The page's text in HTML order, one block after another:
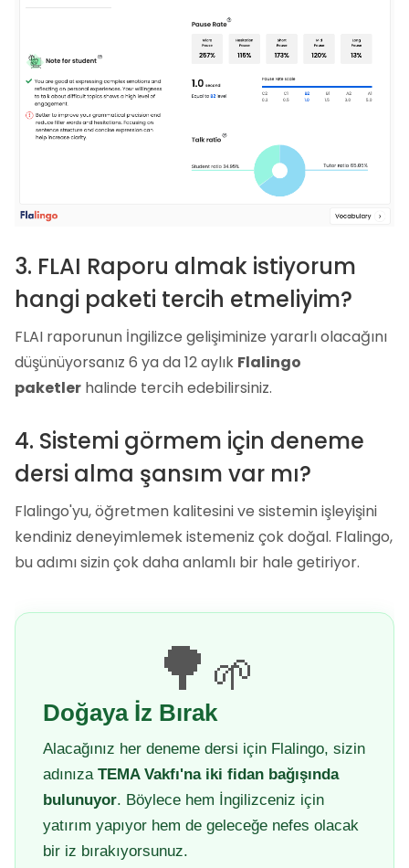
3. FLAI Raporu almak istiyorum
hangi paketi tercih etmeliyim?
FLAI raporunun İngilizce gelişiminize yararlı olacağını
düşünüyorsanız 6 ya da 12 aylık Flalingo
paketler halinde tercih edebilirsiniz.
4. Sistemi görmem için deneme
dersi alma şansım var mı?
Flalingo'yu, öğretmen kalitesini ve sistemin işleyişini
kendiniz deneyimlemek istemeniz çok doğal. Flalingo,
bu adımı sizin çok daha anlamlı bir hale getiriyor.
🌳 🌱
Doğaya İz Bırak
Alacağınız her deneme dersi için Flalingo, sizin
adınıza TEMA Vakfı'na iki fidan bağışında
bulunuyor. Böylece hem İngilizceniz için
yatırım yapıyor hem de geleceğe nefes olacak
bir iz bırakıyorsunuz.